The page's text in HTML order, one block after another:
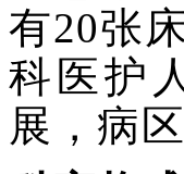
有20张
科医护
展，病